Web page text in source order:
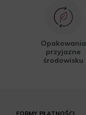
Opakowania
przyjazne
środowisku
FORMY PŁATNOŚCI